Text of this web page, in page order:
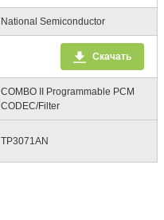
National Semiconductor
Скачать
COMBO II Programmable PCM
CODEC/Filter
TP3071AN